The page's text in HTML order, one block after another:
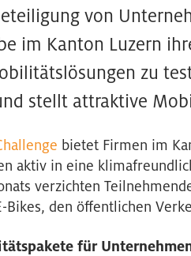
von
im Kanton Luzern
zu
stellt attraktive
bietet Firmen im
aktiv in eine
verzichten
den öffentlichen
für